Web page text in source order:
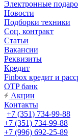
Электронные
Новости
Подборки техники
Соц. контракт
Статьи
Вакансии
Реквизиты
Кредит
Finbox кредит и
OTP банк
Акции
Контакты
+7 (351) 734-99-88
+7 (351) 734-99-88
+7 (996) 692-25-89